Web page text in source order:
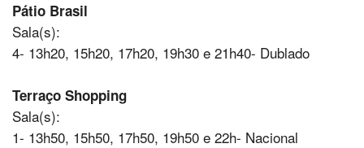
Pátio Brasil
Sala(s):
4- 13h20, 15h20, 17h20, 19h30 e 21h40- Dublado
Terraço Shopping
Sala(s):
1- 13h50, 15h50, 17h50, 19h50 e 22h- Nacional